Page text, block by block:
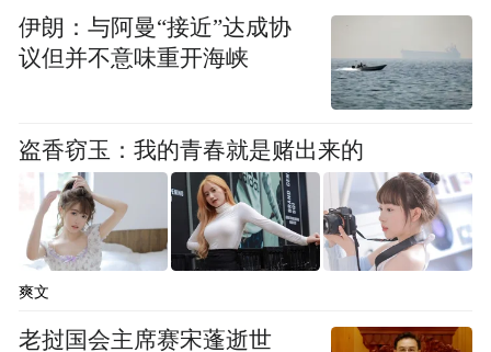
伊朗：与阿曼“接近”达成协
议但并不意味重开海峡
盗香窃玉：我的青春就是赌出来的
爽文
老挝国会主席赛宋蓬逝世